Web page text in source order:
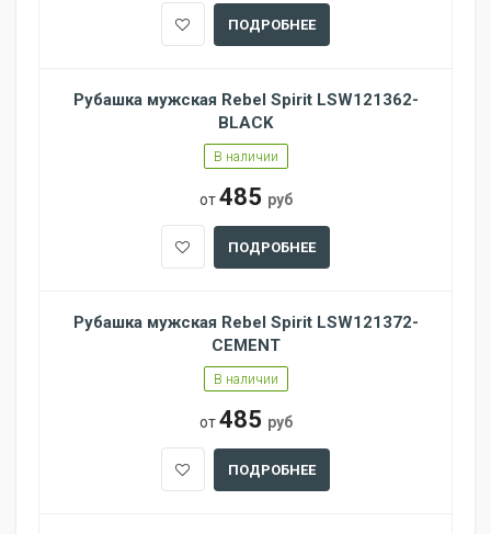
ПОДРОБНЕЕ
Рубашка мужская Rebel Spirit LSW121362-
BLACK
В наличии
от485 руб
ПОДРОБНЕЕ
Рубашка мужская Rebel Spirit LSW121372-
CEMENT
В наличии
от485 руб
ПОДРОБНЕЕ